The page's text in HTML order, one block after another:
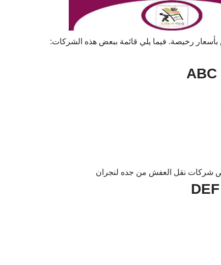
بأسعار رخيصة. فيما يلي قائمة ببعض هذه الشركات: